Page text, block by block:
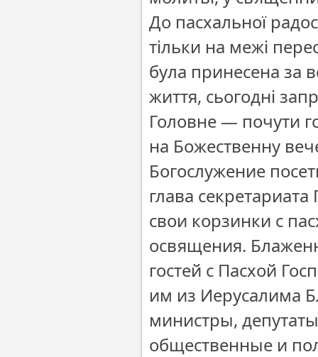
До пасхальної
тільки на межі
була принесена за
життя, сьогодні
Головне — почути
на Божественну
Богослужение
глава
свои корзинки с
освящения.
гостей с Пасхой
им из Иерусалима
министры,
общественные и